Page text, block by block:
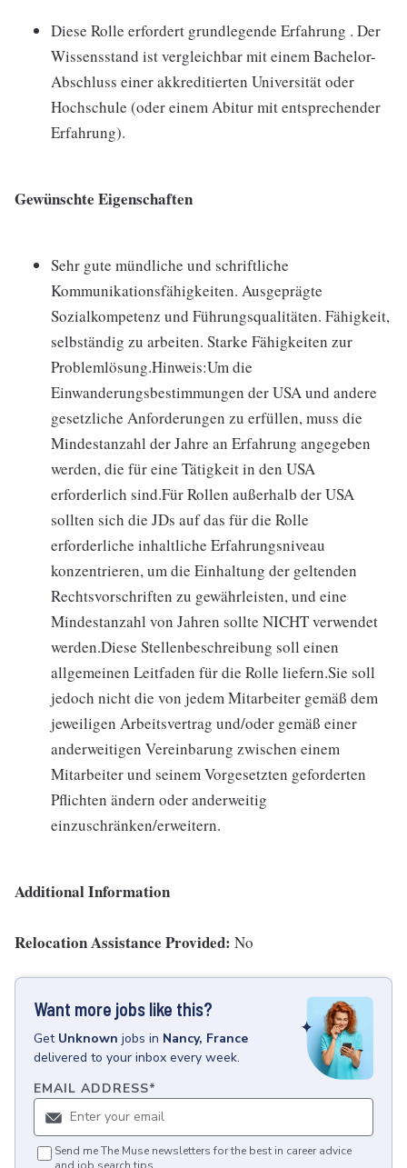
Diese Rolle erfordert grundlegende Erfahrung . Der
Wissensstand ist vergleichbar mit einem Bachelor-
Abschluss einer akkreditierten Universität oder
Hochschule (oder einem Abitur mit entsprechender
Erfahrung).
Gewünschte Eigenschaften
Sehr gute mündliche und schriftliche
Kommunikationsfähigkeiten. Ausgeprägte
Sozialkompetenz und Führungsqualitäten. Fähigkeit,
selbständig zu arbeiten. Starke Fähigkeiten zur
Problemlösung.Hinweis:Um die
Einwanderungsbestimmungen der USA und andere
gesetzliche Anforderungen zu erfüllen, muss die
Mindestanzahl der Jahre an Erfahrung angegeben
werden, die für eine Tätigkeit in den USA
erforderlich sind.Für Rollen außerhalb der USA
sollten sich die JDs auf das für die Rolle
erforderliche inhaltliche Erfahrungsniveau
konzentrieren, um die Einhaltung der geltenden
Rechtsvorschriften zu gewährleisten, und eine
Mindestanzahl von Jahren sollte NICHT verwendet
werden.Diese Stellenbeschreibung soll einen
allgemeinen Leitfaden für die Rolle liefern.Sie soll
jedoch nicht die von jedem Mitarbeiter gemäß dem
jeweiligen Arbeitsvertrag und/oder gemäß einer
anderweitigen Vereinbarung zwischen einem
Mitarbeiter und seinem Vorgesetzten geforderten
Pflichten ändern oder anderweitig
einzuschränken/erweitern.
Additional Information
Relocation Assistance Provided: No
Want more jobs like this?
Get Unknown jobs in Nancy, France
delivered to your inbox every week.
EMAIL ADDRESS*
Send me The Muse newsletters for the best in career advice